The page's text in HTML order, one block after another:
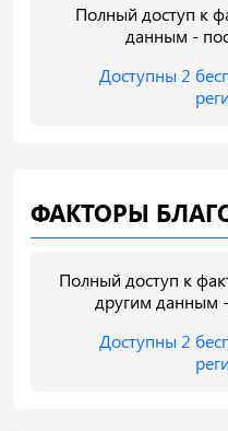
Полный доступ к
данным -
Доступны 2
ФАКТОРЫ
Полный доступ к
другим данным
Доступны 2